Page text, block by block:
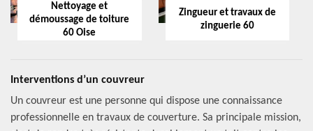
Nettoyage et
démoussage de toiture
60 Oise
Zingueur et travaux de
zinguerie 60
Interventions d’un couvreur
Un couvreur est une personne qui dispose une connaissance
professionnelle en travaux de couverture. Sa principale mission,